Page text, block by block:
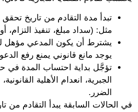
تبدأ مدة التقادم من تاريخ تحقق
مثل: (سداد مبلغ، تنفيذ التزام، أو
يشترط أن يكون المدعي مؤهل
يوجد مانع قانوني يمنع رفع الدعوى
تؤجَّل بداية احتساب المدة في حالات
الجبرية، انعدام الأهلية القانونية،
الضرر.
السابقة يبدأ التقادم من تاريخ